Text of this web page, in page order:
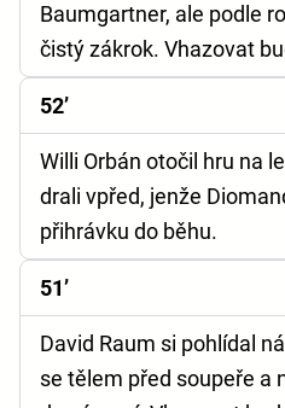
Baumgartner, ale podle
čistý zákrok. Vhazovat
52’
Willi Orbán otočil hru na
drali vpřed, jenže
přihrávku do běhu.
51’
David Raum si pohlídal
se tělem před soupeře a